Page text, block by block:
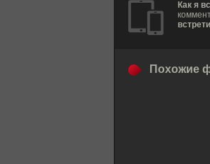
Как я
Похожие